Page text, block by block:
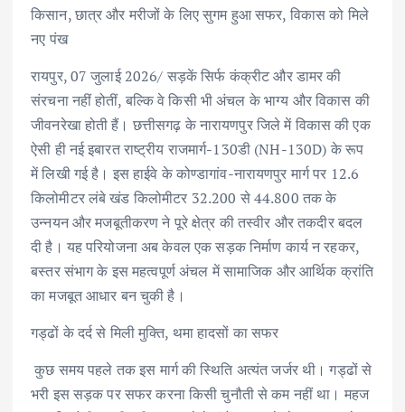
b
o
o
k
te l s
p
p
e
n
e
किसान, छात्र और मरीजों के लिए सुगम हुआ सफर, विकास को मिले
नए पंख
​रायपुर, 07 जुलाई 2026/ सड़कें सिर्फ कंक्रीट और डामर की
संरचना नहीं होतीं, बल्कि वे किसी भी अंचल के भाग्य और विकास की
जीवनरेखा होती हैं। छत्तीसगढ़ के नारायणपुर जिले में विकास की एक
ऐसी ही नई इबारत राष्ट्रीय राजमार्ग-130डी (NH-130D) के रूप
में लिखी गई है। इस हाईवे के कोण्डागांव-नारायणपुर मार्ग पर 12.6
किलोमीटर लंबे खंड किलोमीटर 32.200 से 44.800 तक के
उन्नयन और मजबूतीकरण ने पूरे क्षेत्र की तस्वीर और तकदीर बदल
दी है। यह परियोजना अब केवल एक सड़क निर्माण कार्य न रहकर,
बस्तर संभाग के इस महत्वपूर्ण अंचल में सामाजिक और आर्थिक क्रांति
का मजबूत आधार बन चुकी है।
​गड्ढों के दर्द से मिली मुक्ति, थमा हादसों का सफर
​ कुछ समय पहले तक इस मार्ग की स्थिति अत्यंत जर्जर थी। गड्ढों से
भरी इस सड़क पर सफर करना किसी चुनौती से कम नहीं था। महज